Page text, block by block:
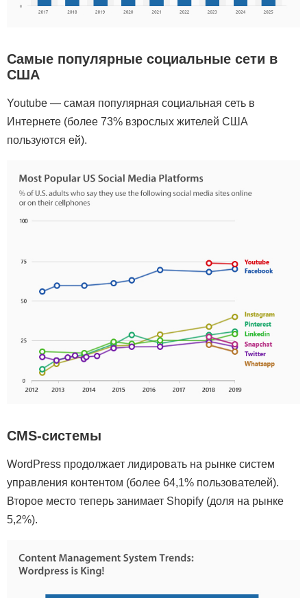
Самые популярные социальные сети в
США
Youtube — самая популярная социальная сеть в
Интернете (более 73% взрослых жителей США
пользуются ей).
CMS-системы
WordPress продолжает лидировать на рынке систем
управления контентом (более 64,1% пользователей).
Второе место теперь занимает Shopify (доля на рынке
5,2%).